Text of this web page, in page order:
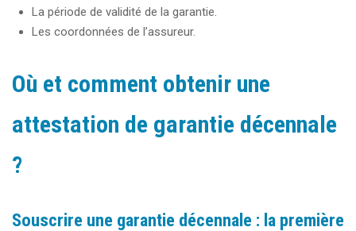
La période de validité de la garantie.
Les coordonnées de l’assureur.
Où et comment obtenir une
attestation de garantie décennale
?
Souscrire une garantie décennale : la première